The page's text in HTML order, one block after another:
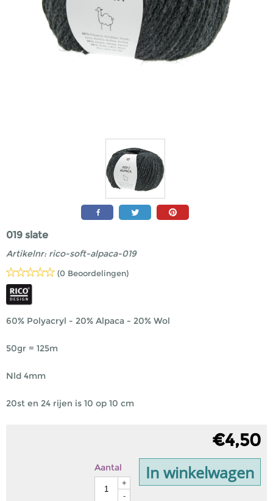
019 slate
Artikelnr: rico-soft-alpaca-019
(0 Beoordelingen)
60% Polyacryl - 20% Alpaca - 20% Wol
50gr = 125m
Nld 4mm
20st en 24 rijen is 10 op 10 cm
€4,50
Aantal
+
-
In winkelwagen